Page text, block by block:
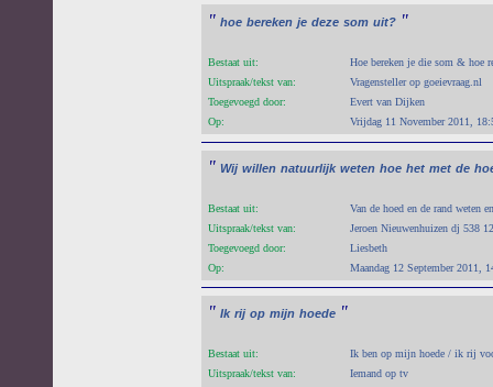
" hoe bereken je deze som uit? "
Bestaat uit:
Hoe bereken je die som & hoe
Uitspraak/tekst van:
Vragensteller op goeievraag.nl
Toegevoegd door:
Evert van Dijken
Op:
Vrijdag 11 November 2011,
" Wij willen natuurlijk weten hoe het met de
Bestaat uit:
Van de hoed en de rand weten
Uitspraak/tekst van:
Jeroen Nieuwenhuizen dj 538
Toegevoegd door:
Liesbeth
Op:
Maandag 12 September 2011,
" Ik rij op mijn hoede "
Bestaat uit:
Ik ben op mijn hoede / ik rij
Uitspraak/tekst van:
Iemand op tv